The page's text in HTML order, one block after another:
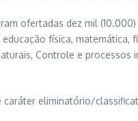
ofertadas dez mil
física,
Controle e
eliminatório/